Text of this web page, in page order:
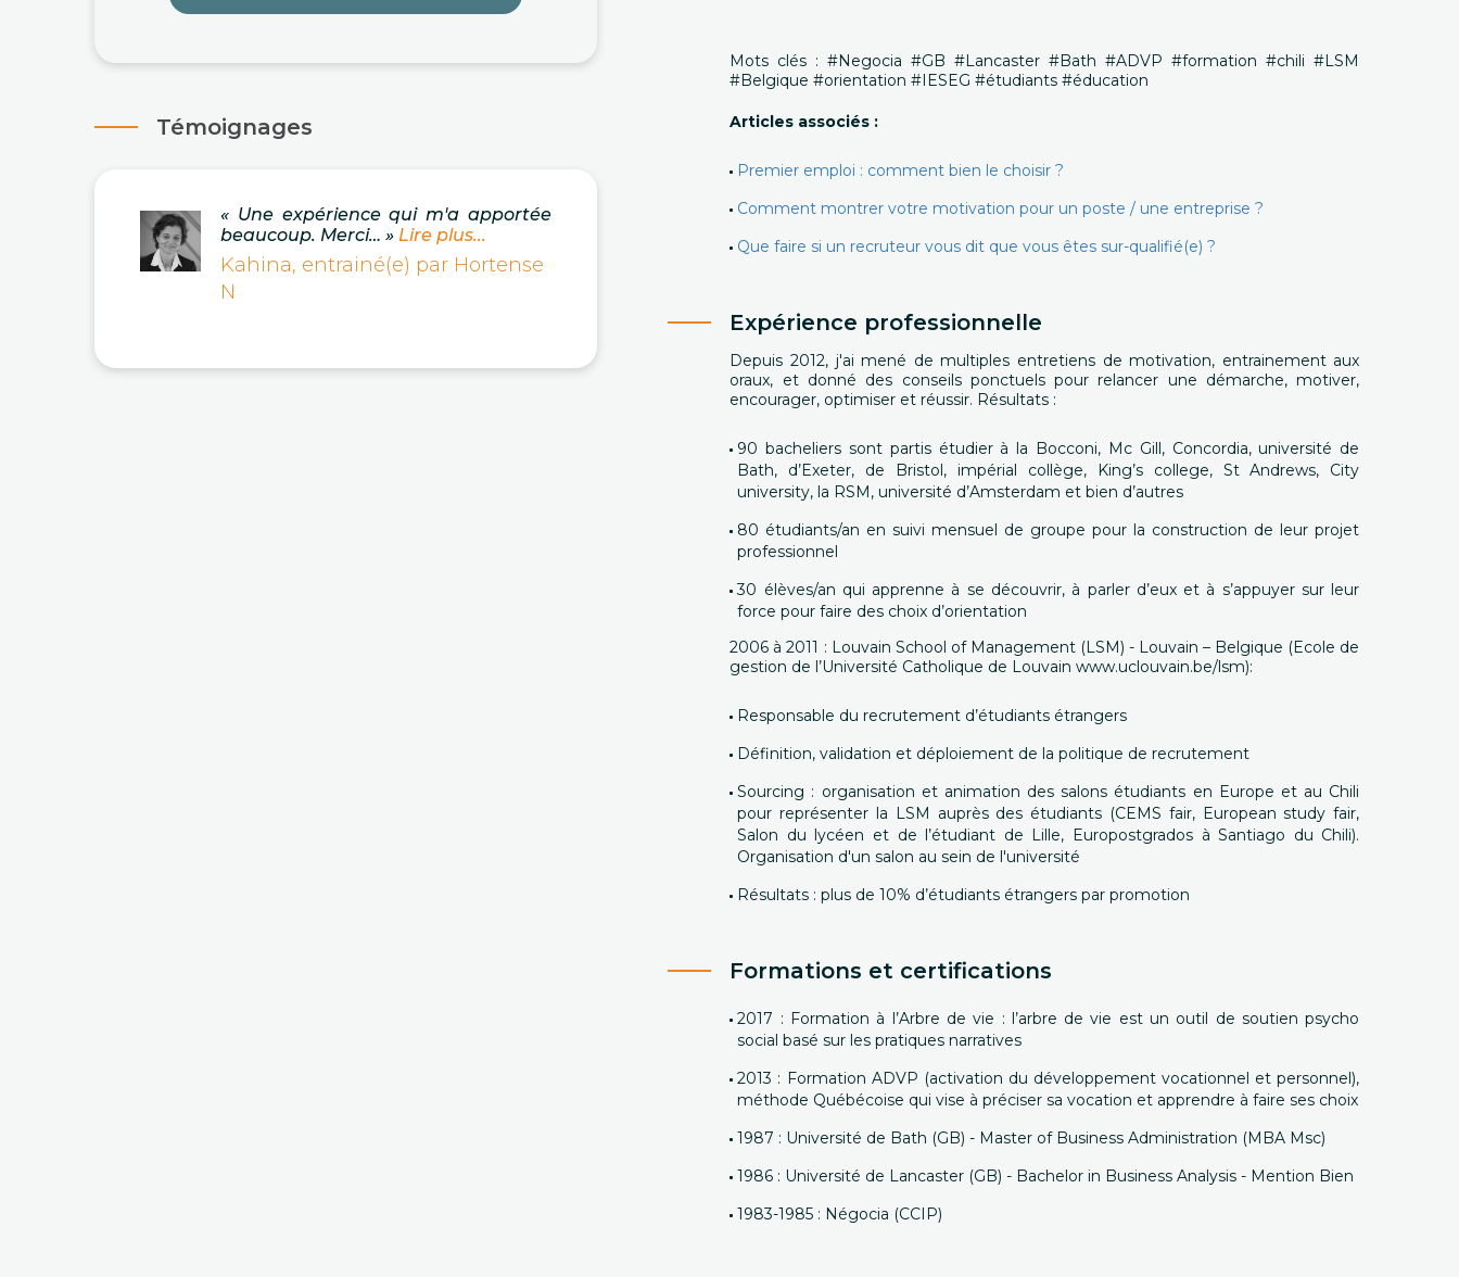
Témoignages
« Une expérience qui m'a apportée
beaucoup. Merci… »Lire plus...
Kahina, entrainé(e) par Hortense
N
Mots clés : #Negocia #GB #Lancaster #Bath #ADVP #formation #chili #LSM
#Belgique #orientation #IESEG #étudiants #éducation
Articles associés :
Premier emploi : comment bien le choisir ?
Comment montrer votre motivation pour un poste / une entreprise ?
Que faire si un recruteur vous dit que vous êtes sur-qualifié(e) ?
Expérience professionnelle
Depuis 2012, j'ai mené de multiples entretiens de motivation, entrainement aux
oraux, et donné des conseils ponctuels pour relancer une démarche, motiver,
encourager, optimiser et réussir. Résultats :
90 bacheliers sont partis étudier à la Bocconi, Mc Gill, Concordia, université de
Bath, d’Exeter, de Bristol, impérial collège, King’s college, St Andrews, City
university, la RSM, université d’Amsterdam et bien d’autres
80 étudiants/an en suivi mensuel de groupe pour la construction de leur projet
professionnel
30 élèves/an qui apprenne à se découvrir, à parler d’eux et à s’appuyer sur leur
force pour faire des choix d’orientation
2006 à 2011 : Louvain School of Management (LSM) - Louvain – Belgique (Ecole de
gestion de l’Université Catholique de Louvain www.uclouvain.be/lsm):
Responsable du recrutement d’étudiants étrangers
Définition, validation et déploiement de la politique de recrutement
Sourcing : organisation et animation des salons étudiants en Europe et au Chili
pour représenter la LSM auprès des étudiants (CEMS fair, European study fair,
Salon du lycéen et de l’étudiant de Lille, Europostgrados à Santiago du Chili).
Organisation d'un salon au sein de l'université
Résultats : plus de 10% d’étudiants étrangers par promotion
Formations et certifications
2017 : Formation à l’Arbre de vie : l’arbre de vie est un outil de soutien psycho
social basé sur les pratiques narratives
2013 : Formation ADVP (activation du développement vocationnel et personnel),
méthode Québécoise qui vise à préciser sa vocation et apprendre à faire ses choix
1987 : Université de Bath (GB) - Master of Business Administration (MBA Msc)
1986 : Université de Lancaster (GB) - Bachelor in Business Analysis - Mention Bien
1983-1985 : Négocia (CCIP)